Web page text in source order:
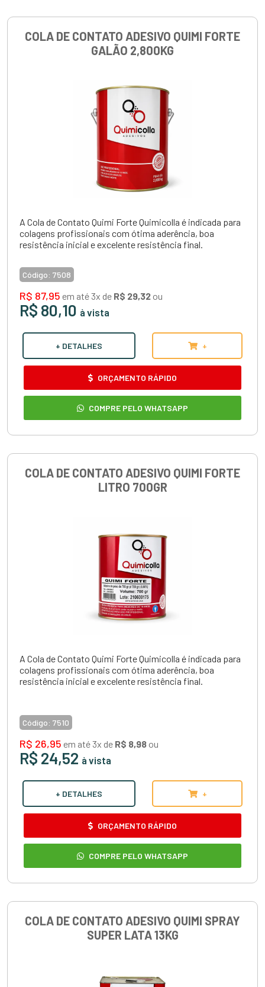
COLA DE CONTATO ADESIVO QUIMI FORTE
GALÃO 2,800KG
A Cola de Contato Quimi Forte Quimicolla é indicada para
colagens profissionais com ótima aderência, boa
resistência inicial e excelente resistência final.
Código: 7508
R$ 87,95 em até 3x de R$ 29,32 ou
R$ 80,10 à vista
+ DETALHES +
ORÇAMENTO RÁPIDO
COMPRE PELO WHATSAPP
COLA DE CONTATO ADESIVO QUIMI FORTE
LITRO 700GR
A Cola de Contato Quimi Forte Quimicolla é indicada para
colagens profissionais com ótima aderência, boa
resistência inicial e excelente resistência final.
Código: 7510
R$ 26,95 em até 3x de R$ 8,98 ou
R$ 24,52 à vista
+ DETALHES +
ORÇAMENTO RÁPIDO
COMPRE PELO WHATSAPP
COLA DE CONTATO ADESIVO QUIMI SPRAY
SUPER LATA 13KG